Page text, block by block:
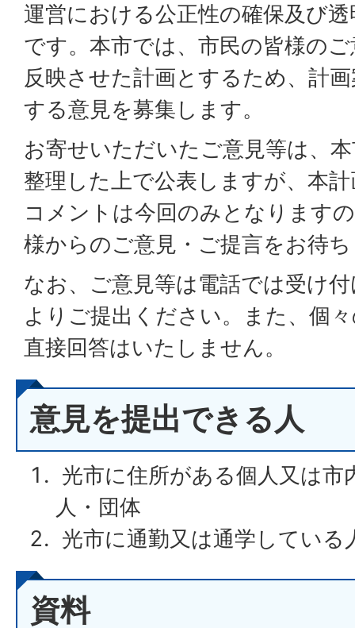
運営における公正性の確保及び
です。本市では、市民の皆様の
反映させた計画とするため、計
する意見を募集します。
お寄せいただいたご意見等は、
整理した上で公表しますが、本
コメントは今回のみとなります
様からのご意見・ご提言をお待
なお、ご意見等は電話では受け
よりご提出ください。また、個
直接回答はいたしません。
意見を提出できる人
光市に住所がある個人又は市
人・団体
光市に通勤又は通学している
資料